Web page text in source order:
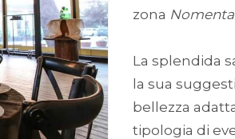
zona
La splendida
la sua
bellezza
tipologia di